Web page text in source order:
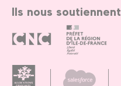
Ils nous soutiennent